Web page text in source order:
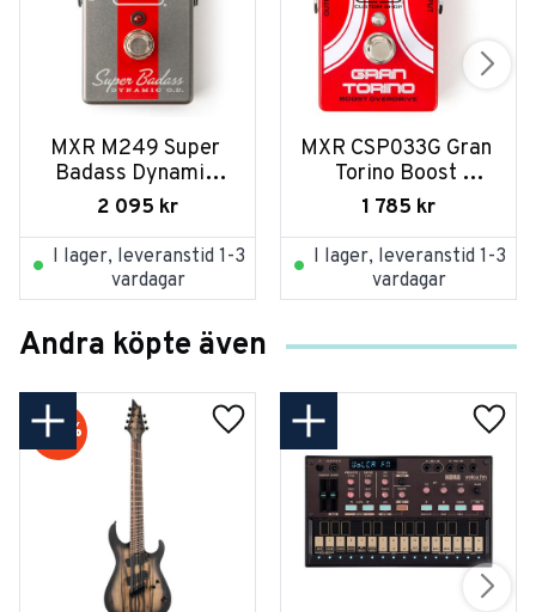
MXR M249 Super
Badass Dynamic
Overdrive
2 095 kr
I lager, leveranstid 1-3
vardagar
MXR CSP033G Gran
Torino Boost
Overdrive LTD ED
1 785 kr
I lager, leveranstid 1-3
vardagar
Andra köpte även
20 %